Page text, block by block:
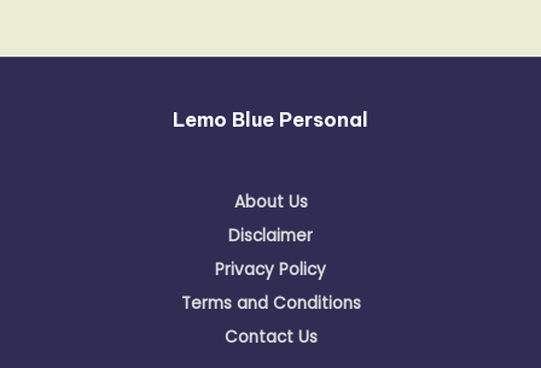
Lemo Blue Personal
About Us
Disclaimer
Privacy Policy
Terms and Conditions
Contact Us